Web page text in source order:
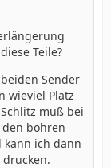
Teile?
Sender
wieviel Platz
muß bei
bohren
kann ich dann